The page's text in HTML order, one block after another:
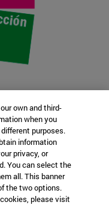
artistas
own and third-
when you
purposes.
information
privacy, or
You can select the
all. This banner
the two options.
please visit